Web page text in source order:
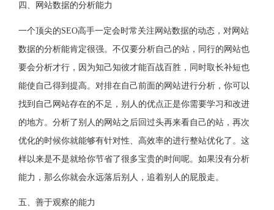
四、网站数据的分析能力
一个顶尖的SEO高手一定会时常关注网站数据的动态，对网站
数据的分析能肯定很强。不仅要分析自己的站，同行的网站也
要会分析才行，因为知己知彼才能百战百胜，同时取长补短也
能使自己得到提高。对排在自己前面的网站进行分析，你可以
找到自己网站存在的不足，别人的优点正是你需要学习和改进
的地方。分析了别人的网站之后回过头再来看自己的站，再次
优化的时候你就能够有针对性、高效率的进行整站优化了。这
样以来是不是就给你节省了很多宝贵的时间呢。如果没有分析
能力，那么你就会永远落后别人，追着别人的屁股走。
五、善于观察的能力